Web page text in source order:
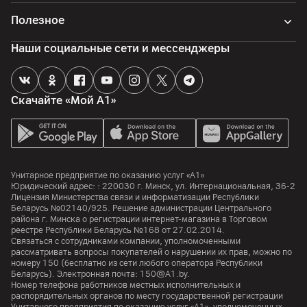
802.11 a/b/g/n/ac (2.4 / 5 ГГц)
Bluetooth
USB
1 x USB 2.0; 1 x USB 3.0
Дополнительные разъемы
Линейный выход (3,5 мм), 1 x оптический цифровой
Функции
Управление голосом, голосовой поиск
да
Дополнительно
Управление умным домом (можно напрямую подключать
датчики, выключатели и другие Wi-Fi-, Zigbee-, Matter-
устройства умного дома); магазин приложеий YaOS Store,
Полезное
Скачайте «Мой А1»
Наши социальные сети и мессенджеры
Унитарное предприятие по оказанию услуг «А1»
Юридический адрес: : 220030 г. Минск, ул. Интернациональная, 36-2
Лицензия Министерства связи и информатизации Республики
Беларусь №02140/925. Решение администрации Центрального
района г. Минска о регистрации интернет-магазина в Торговом
реестре Республики Беларусь №168 от 27.02.2014.
Связаться с сотрудниками компании, уполномоченными
рассматривать вопросы покупателей о нарушении их прав, можно по
номеру 150 (бесплатно из сети любого оператора Республики
Беларусь). Электронная почта: 150@A1.by.
Номер телефона работников местных исполнительных и
распорядительных органов по месту государственной регистрации